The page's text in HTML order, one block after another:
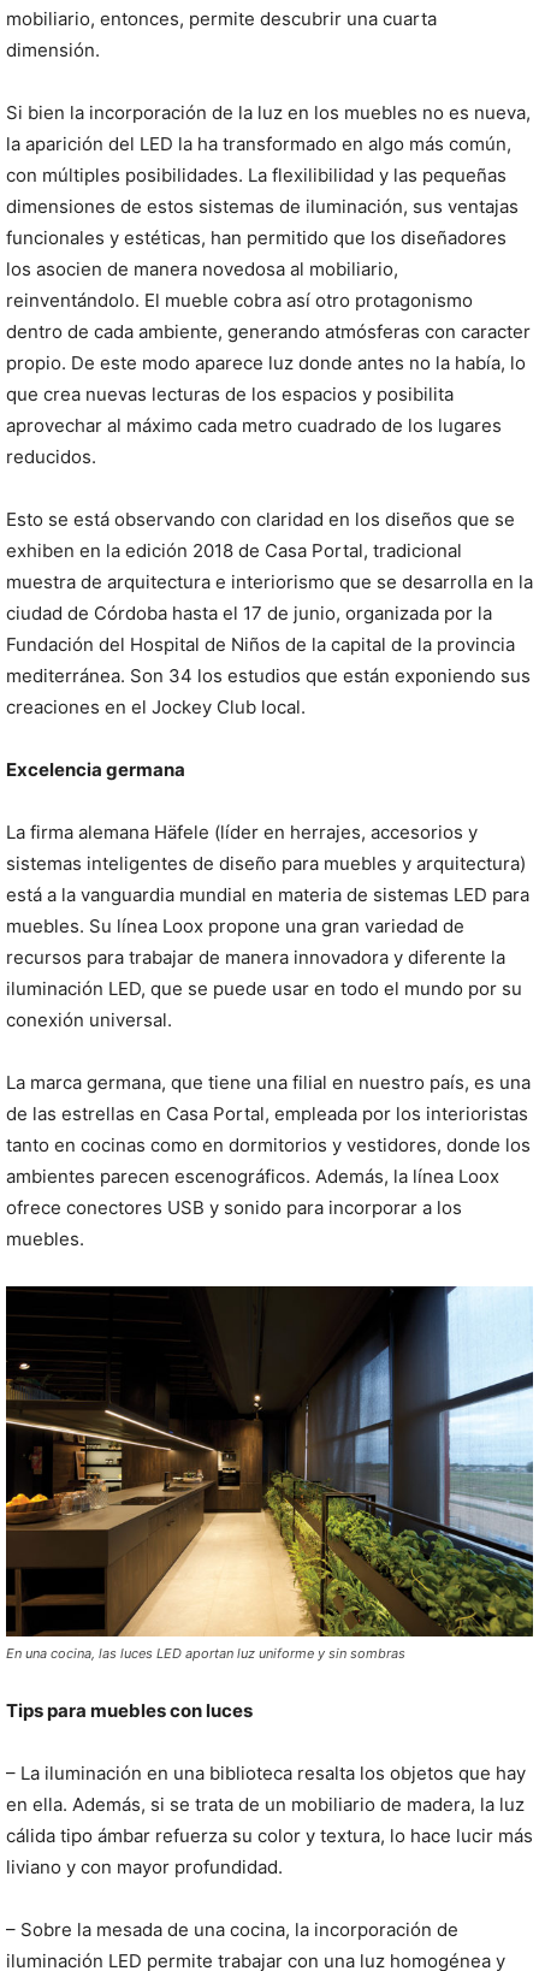
mobiliario, entonces, permite descubrir una cuarta
dimensión.
Si bien la incorporación de la luz en los muebles no es nueva,
la aparición del LED la ha transformado en algo más común,
con múltiples posibilidades. La flexilibilidad y las pequeñas
dimensiones de estos sistemas de iluminación, sus ventajas
funcionales y estéticas, han permitido que los diseñadores
los asocien de manera novedosa al mobiliario,
reinventándolo. El mueble cobra así otro protagonismo
dentro de cada ambiente, generando atmósferas con caracter
propio. De este modo aparece luz donde antes no la había, lo
que crea nuevas lecturas de los espacios y posibilita
aprovechar al máximo cada metro cuadrado de los lugares
reducidos.
Esto se está observando con claridad en los diseños que se
exhiben en la edición 2018 de Casa Portal, tradicional
muestra de arquitectura e interiorismo que se desarrolla en la
ciudad de Córdoba hasta el 17 de junio, organizada por la
Fundación del Hospital de Niños de la capital de la provincia
mediterránea. Son 34 los estudios que están exponiendo sus
creaciones en el Jockey Club local.
Excelencia germana
La firma alemana Häfele (líder en herrajes, accesorios y
sistemas inteligentes de diseño para muebles y arquitectura)
está a la vanguardia mundial en materia de sistemas LED para
muebles. Su línea Loox propone una gran variedad de
recursos para trabajar de manera innovadora y diferente la
iluminación LED, que se puede usar en todo el mundo por su
conexión universal.
La marca germana, que tiene una filial en nuestro país, es una
de las estrellas en Casa Portal, empleada por los interioristas
tanto en cocinas como en dormitorios y vestidores, donde los
ambientes parecen escenográficos. Además, la línea Loox
ofrece conectores USB y sonido para incorporar a los
muebles.
En una cocina, las luces LED aportan luz uniforme y sin sombras
Tips para muebles con luces
– La iluminación en una biblioteca resalta los objetos que hay
en ella. Además, si se trata de un mobiliario de madera, la luz
cálida tipo ámbar refuerza su color y textura, lo hace lucir más
liviano y con mayor profundidad.
– Sobre la mesada de una cocina, la incorporación de
iluminación LED permite trabajar con una luz homogénea y